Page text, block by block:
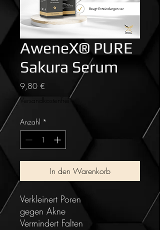
AweneX® PURE
Sakura Serum
9,80 €
Versandkostenfrei
Anzahl *
In den Warenkorb
Verkleinert Poren
gegen Akne
Vermindert Falten